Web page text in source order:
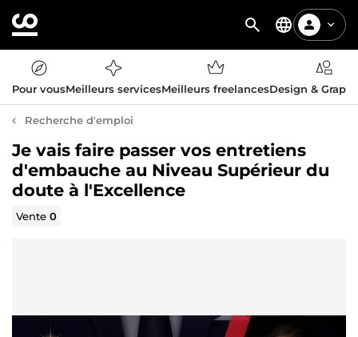
Pour vousMeilleurs servicesMeilleurs freelancesDesign &
Recherche d'emploi
Je vais faire passer vos entretiens
d'embauche au Niveau Supérieur du
doute à l'Excellence
Vente0